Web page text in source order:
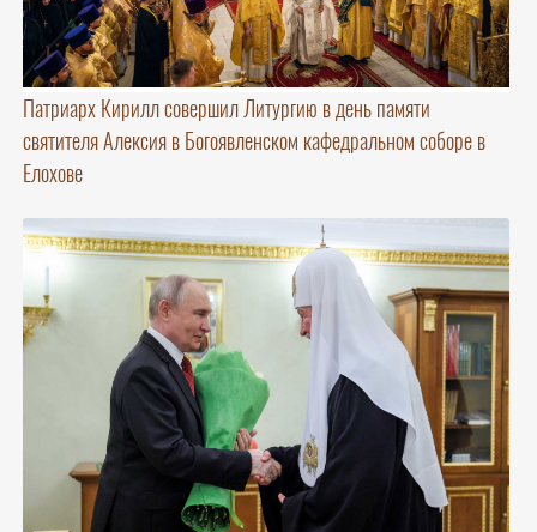
Патриарх Кирилл совершил Литургию в день памяти
святителя Алексия в Богоявленском кафедральном соборе в
Елохове